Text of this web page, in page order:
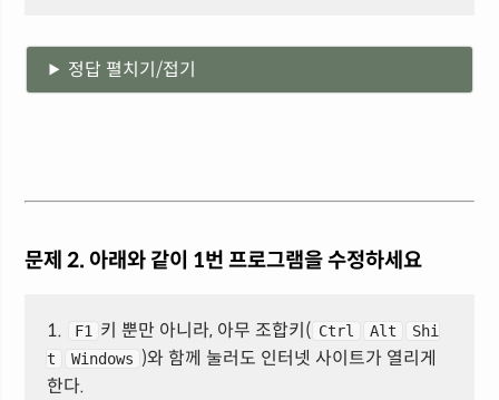
정답 펼치기/접기
문제 2. 아래와 같이 1번 프로그램을 수정하세요
1. F1 키 뿐만 아니라, 아무 조합키( Ctrl Alt
Shi
t
Windows )와 함께 눌러도 인터넷 사이트가 열리게
한다.